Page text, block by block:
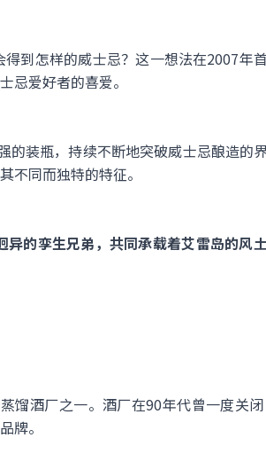
到怎样的威士忌？这一想法在2007年
忌爱好者的喜爱。
装瓶，持续不断地突破威士忌酿造的
同而独特的特征。
的孪生兄弟，共同承载着艾雷岛的风
馏酒厂之一。酒厂在90年代曾一度关
牌。